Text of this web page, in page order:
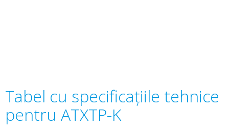
Tabel cu specificaţiile tehnice
pentru ATXTP-K